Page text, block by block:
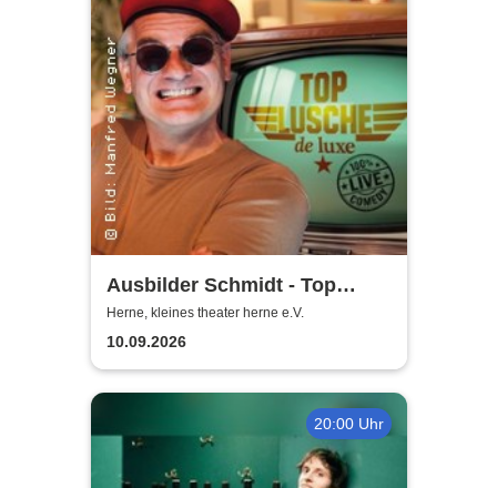
Ausbilder Schmidt - Top
Lusche de Luxe
Herne, kleines theater herne e.V.
10.09.2026
20:00 Uhr